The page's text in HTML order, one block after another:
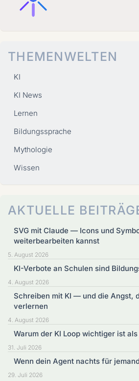
THEMENWELTEN
KI
KI News
Lernen
Bildungssprache
Mythologie
Wissen
AKTUELLE
SVG mit Claude — Icons und
weiterbearbeiten kannst
5. August 2026
KI-Verbote an Schulen sind
4. August 2026
Schreiben mit KI — und die Angst,
verlernen
4. August 2026
Warum der KI Loop wichtiger ist
31. Juli 2026
Wenn dein Agent nachts für
29. Juli 2026